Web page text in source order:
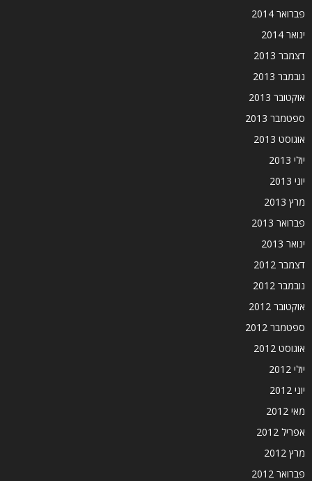
פברואר 2014
ינואר 2014
דצמבר 2013
נובמבר 2013
אוקטובר 2013
ספטמבר 2013
אוגוסט 2013
יולי 2013
יוני 2013
מרץ 2013
פברואר 2013
ינואר 2013
דצמבר 2012
נובמבר 2012
אוקטובר 2012
ספטמבר 2012
אוגוסט 2012
יולי 2012
יוני 2012
מאי 2012
אפריל 2012
מרץ 2012
פברואר 2012